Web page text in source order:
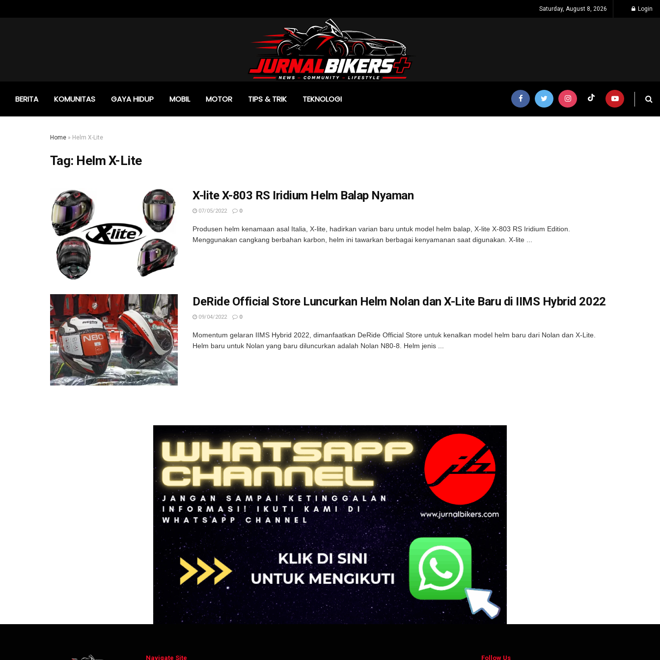
Saturday, August 8, 2026 Login
BERITA KOMUNITAS GAYA HIDUP MOBIL MOTOR TIPS & TRIK TEKNOLOGI
Home » Helm X-Lite
Tag: Helm X-Lite
X-lite X-803 RS Iridium Helm Balap Nyaman
07/05/2022 0
Produsen helm kenamaan asal Italia, X-lite, hadirkan varian baru untuk model helm balap, X-lite X-803 RS Iridium Edition.
Menggunakan cangkang berbahan karbon, helm ini tawarkan berbagai kenyamanan saat digunakan. X-lite ...
DeRide Official Store Luncurkan Helm Nolan dan X-Lite Baru di IIMS Hybrid 2022
09/04/2022 0
Momentum gelaran IIMS Hybrid 2022, dimanfaatkan DeRide Official Store untuk kenalkan model helm baru dari Nolan dan X-Lite.
Helm baru untuk Nolan yang baru diluncurkan adalah Nolan N80-8. Helm jenis ...
Navigate Site Follow Us